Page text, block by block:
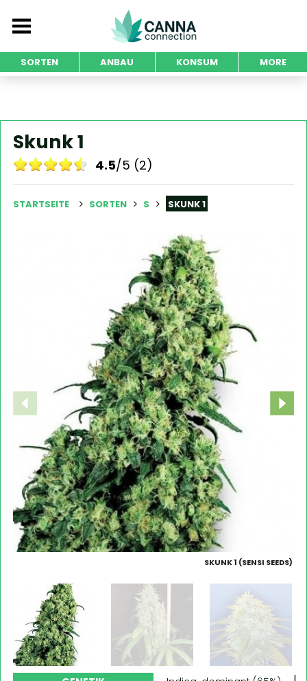
SORTEN ANBAU KONSUM MORE
Skunk 1
4.5/5 (2)
STARTSEITE SORTEN S SKUNK 1
SKUNK 1 (SENSI SEEDS)